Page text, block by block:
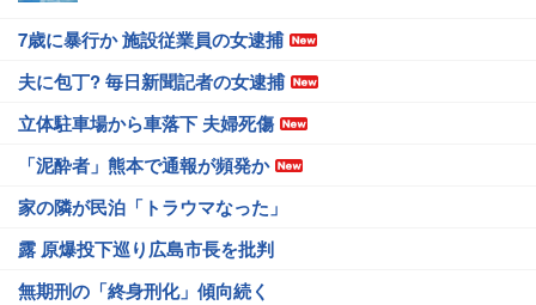
7歳に暴行か 施設従業員の女逮捕
夫に包丁? 毎日新聞記者の女逮捕
立体駐車場から車落下 夫婦死傷
「泥酔者」熊本で通報が頻発か
家の隣が民泊「トラウマなった」
露 原爆投下巡り広島市長を批判
無期刑の「終身刑化」傾向続く